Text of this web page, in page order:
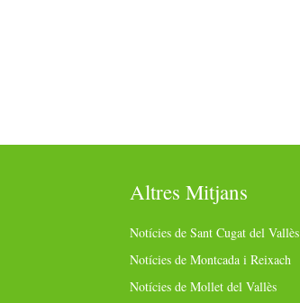
Altres Mitjans
Notícies de Sant Cugat del Vallès
Notícies de Montcada i Reixach
Notícies de Mollet del Vallès